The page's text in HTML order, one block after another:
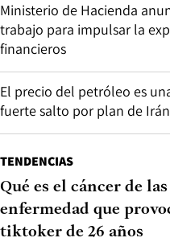
Ministerio de Hacienda
trabajo para impulsar la
financieros
El precio del petróleo es
fuerte salto por plan de
TENDENCIAS
Qué es el cáncer de
enfermedad que
tiktoker de 26 años